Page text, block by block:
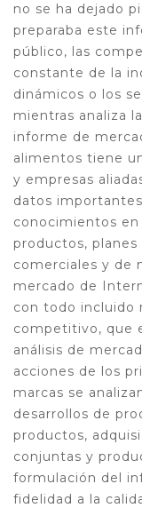
no se ha dejado
preparaba este
público, las
constante de la
dinámicos o los
mientras analiza
informe de
alimentos tiene
y empresas
datos
conocimientos
productos,
comerciales y de
mercado de
con todo incluido
competitivo, que
análisis de
acciones de los
marcas se
desarrollos de
productos,
conjuntas y
formulación del
fidelidad a la